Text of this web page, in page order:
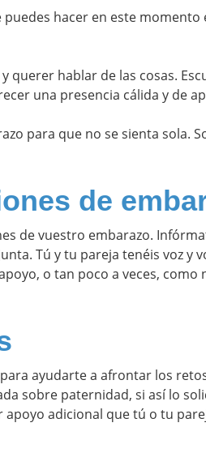
hacer en este momento
querer hablar de las cosas.
una presencia cálida y de
para que no se sienta sola.
de
de vuestro embarazo.
Tú y tu pareja tenéis voz y
o tan poco a veces, como
ayudarte a afrontar los
sobre paternidad, si así lo
adicional que tú o tu